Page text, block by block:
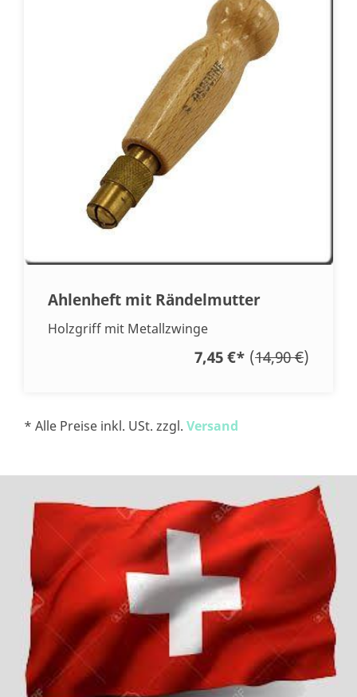
Ahlenheft mit Rändelmutter
Holzgriff mit Metallzwinge
7,45 €* (14,90 €)
* Alle Preise inkl. USt. zzgl. Versand